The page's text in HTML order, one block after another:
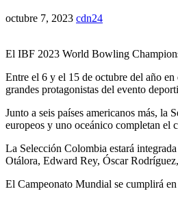
octubre 7, 2023 cdn24
El IBF 2023 World Bowling
Entre el 6 y el 15 de octubre del año
grandes protagonistas del evento
Junto a seis países americanos más,
europeos y uno oceánico completan el
La Selección Colombia estará
Otálora, Edward Rey, Óscar
El Campeonato Mundial se cumplirá